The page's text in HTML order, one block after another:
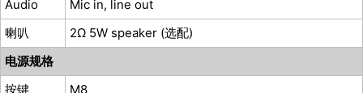
Audio
Mic in, line out
喇叭
2Ω 5W speaker (选配)
电源规格
按键
M8